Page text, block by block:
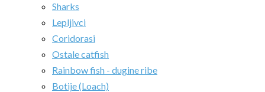
Sharks
Lepljivci
Coridorasi
Ostale catfish
Rainbow fish - dugine ribe
Botije (Loach)